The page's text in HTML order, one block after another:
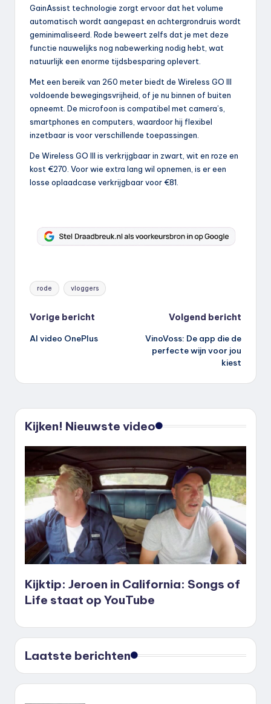
GainAssist technologie zorgt ervoor dat het volume
automatisch wordt aangepast en achtergrondruis wordt
geminimaliseerd. Rode beweert zelfs dat je met deze
functie nauwelijks nog nabewerking nodig hebt, wat
natuurlijk een enorme tijdsbesparing oplevert.
Met een bereik van 260 meter biedt de Wireless GO III
voldoende bewegingsvrijheid, of je nu binnen of buiten
opneemt. De microfoon is compatibel met camera’s,
smartphones en computers, waardoor hij flexibel
inzetbaar is voor verschillende toepassingen.
De Wireless GO III is verkrijgbaar in zwart, wit en roze en
kost €270. Voor wie extra lang wil opnemen, is er een
losse oplaadcase verkrijgbaar voor €81.
Tags:
rode vloggers
Bericht
navigatie
Vorige bericht
AI video OnePlus
Volgend bericht
VinoVoss: De app die de
perfecte wijn voor jou
kiest
Kijken! Nieuwste video
Kijktip: Jeroen in California: Songs of
Life staat op YouTube
Laatste berichten